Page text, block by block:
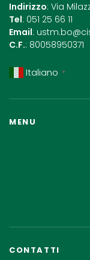
Indirizzo: Via
Tel: 051 25 66 11
Email:
C.F.: 80058950371
Italiano ▼
MENU
CONTATTI